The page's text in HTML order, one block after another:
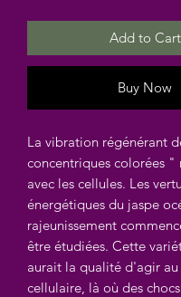
Add to Cart
Buy Now
La vibration régénérant
concentriques colorées "
avec les cellules. Les
énergétiques du jaspe
rajeunissement
être étudiées. Cette
aurait la qualité d'agir au
cellulaire, là où des